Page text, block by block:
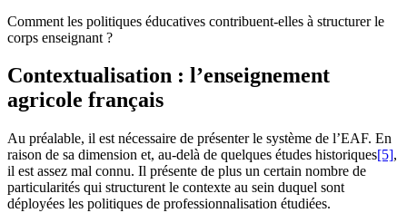
Comment les politiques éducatives contribuent-elles à structurer le
corps enseignant ?
Contextualisation : l’enseignement
agricole français
Au préalable, il est nécessaire de présenter le système de l’EAF. En
raison de sa dimension et, au-delà de quelques études historiques[5],
il est assez mal connu. Il présente de plus un certain nombre de
particularités qui structurent le contexte au sein duquel sont
déployées les politiques de professionnalisation étudiées.